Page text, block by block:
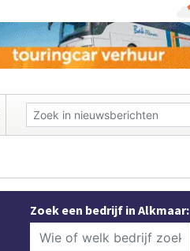
Zoek een bedrijf in Alkmaar: